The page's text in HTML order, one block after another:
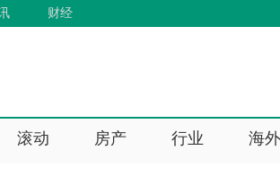
财经
滚动 房产 行业 海外